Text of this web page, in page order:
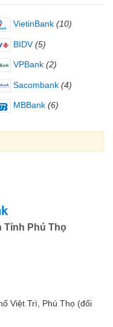
VietinBank (10)
BIDV (5)
VPBank (2)
Sacombank (4)
MBBank (6)
Tỉnh Phú Thọ
Việt Trì, Phú Thọ (đối